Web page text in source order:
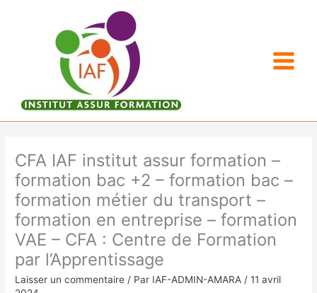
CFA IAF institut assur formation –
formation bac +2 – formation bac –
formation métier du transport –
formation en entreprise – formation
VAE – CFA : Centre de Formation
par l’Apprentissage
Laisser un commentaire / Par IAF-ADMIN-AMARA /11 avril